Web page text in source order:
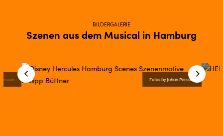
BILDERGALERIE
Szenen aus dem Musical in Hamburg
Fotos by Johan Persson